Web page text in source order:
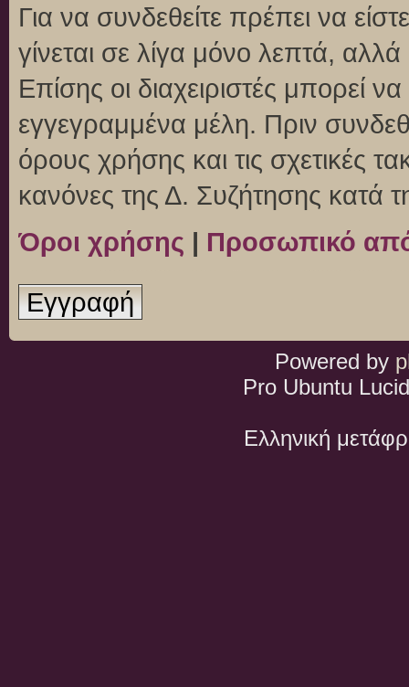
Για να συνδεθείτε πρέπει να
γίνεται σε λίγα μόνο λεπτά,
Επίσης οι διαχειριστές μπορεί
εγγεγραμμένα μέλη. Πριν
όρους χρήσης και τις σχετικές
κανόνες της Δ. Συζήτησης κατά
Όροι χρήσης | Προσωπικό
Εγγραφή
Powered by
Pro Ubuntu
Ελληνική